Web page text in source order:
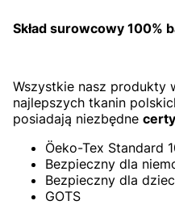
Skład surowcowy 100%
Wszystkie nasz produkty
najlepszych tkanin
posiadają niezbędne
Öeko-Tex Standard
Bezpieczny dla
Bezpieczny dla
GOTS